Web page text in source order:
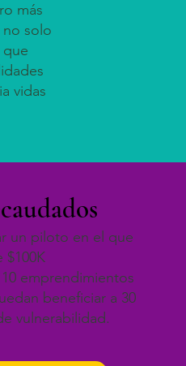
un piloto en el que
$100K
emprendimientos
beneficiar a 30
vulnerabilidad.
más
no solo
vidas